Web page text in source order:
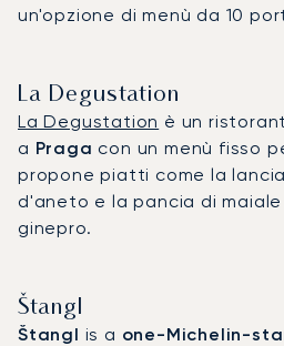
un'opzione di menù da 10
La Degustation
La Degustation è un
a Praga con un menù fisso
propone piatti come la
d'aneto e la pancia di
ginepro.
Štangl‍
Štangl is a one-Michelin-